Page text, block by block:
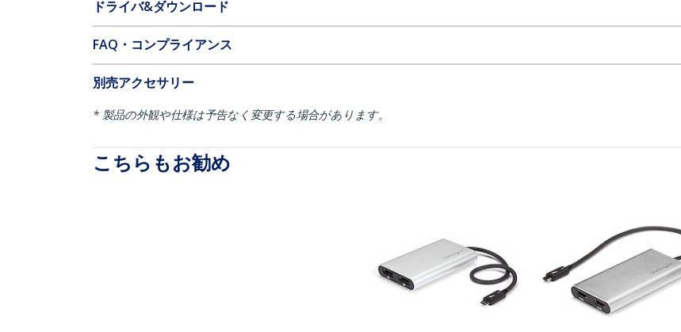
ドライバ&ダウンロード
FAQ・コンプライアンス
別売アクセサリー
* 製品の外観や仕様は予告なく変更する場合があります。
こちらもお勧め